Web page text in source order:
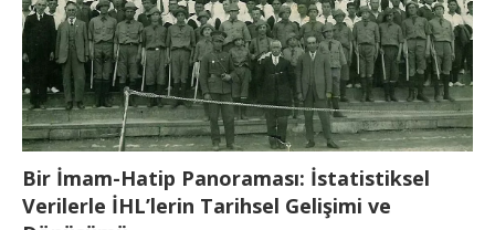
Bir İmam-Hatip Panoraması: İstatistiksel
Verilerle İHL’lerin Tarihsel Gelişimi ve